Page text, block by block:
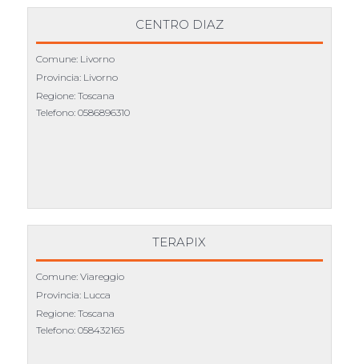
CENTRO DIAZ
Comune: Livorno
Provincia: Livorno
Regione: Toscana
Telefono: 0586896310
TERAPIX
Comune: Viareggio
Provincia: Lucca
Regione: Toscana
Telefono: 058432165